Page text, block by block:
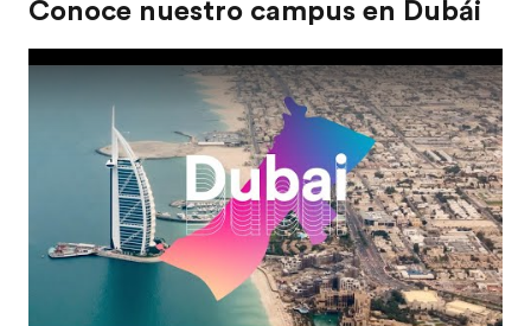
Conoce nuestro campus en Dubái